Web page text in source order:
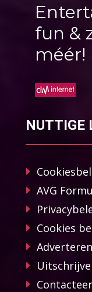
fun &
méér!
NUTTIGE
AVG
Cookies
Adverteren